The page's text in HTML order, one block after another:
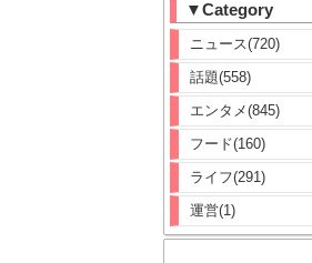
▼Category
ニュース(720)
話題(558)
エンタメ(845)
フード(160)
ライフ(291)
運営(1)